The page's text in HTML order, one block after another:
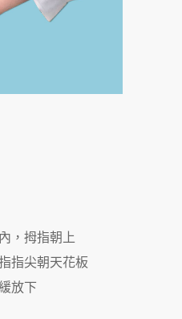
，拇指朝上
指尖朝天花板
放下